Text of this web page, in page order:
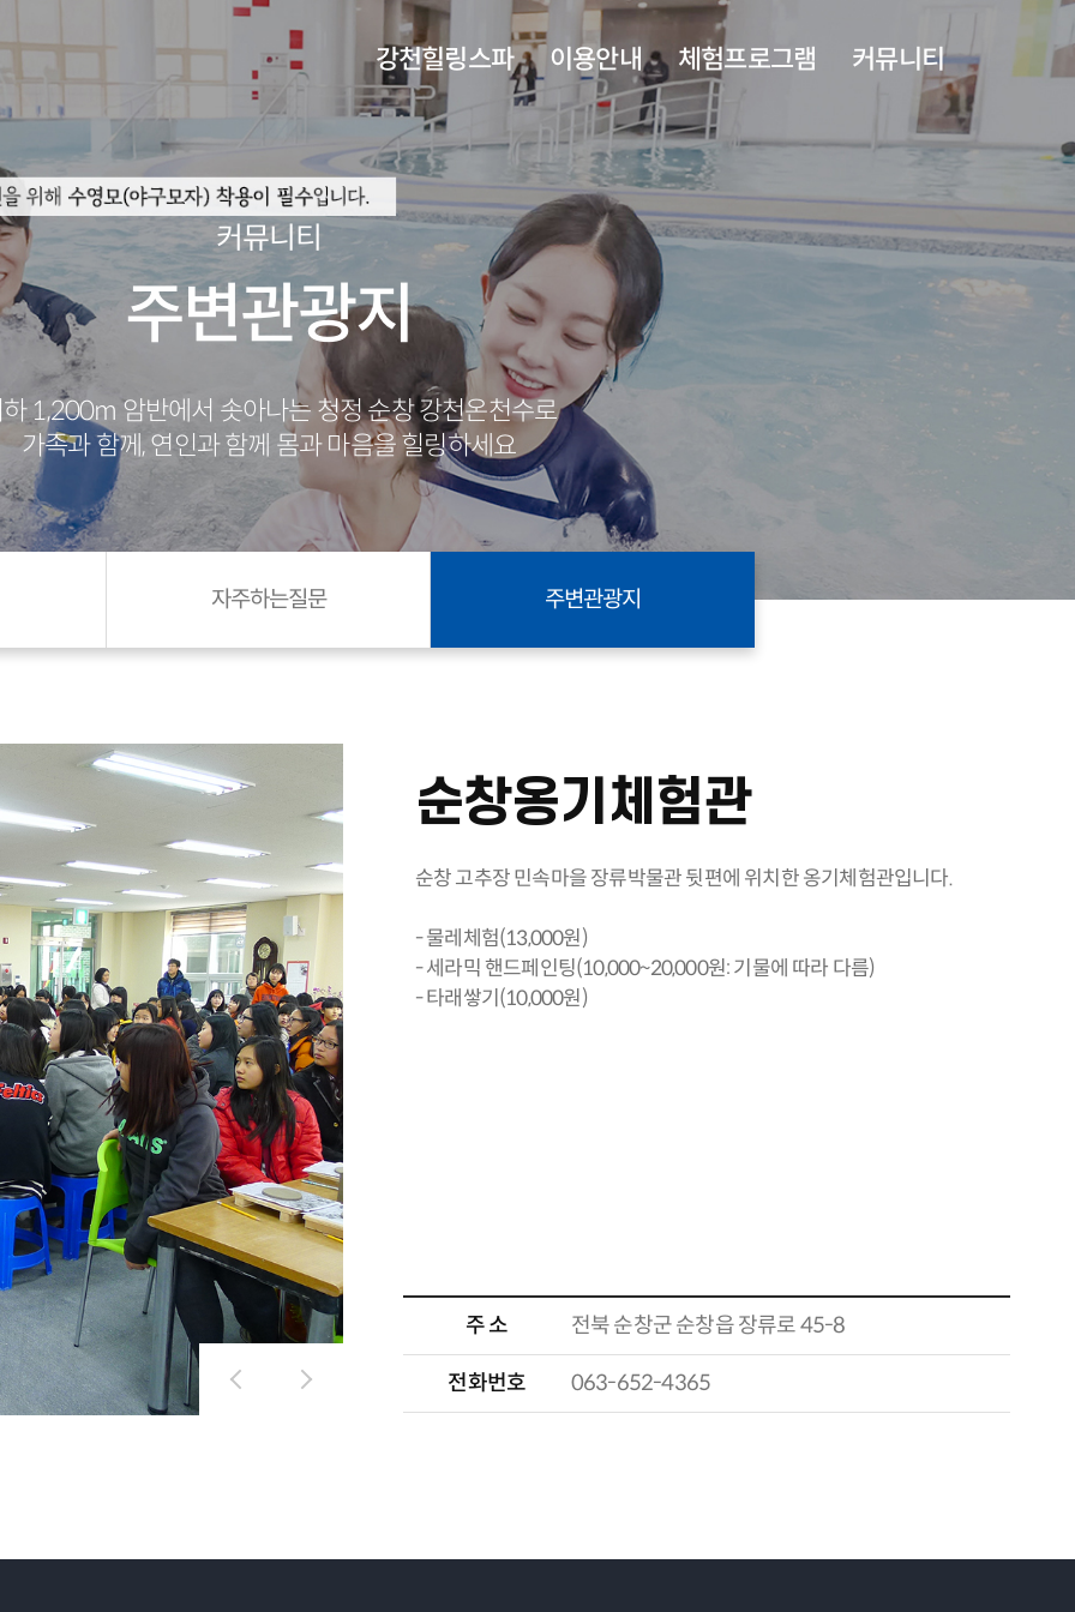
강천힐링스파
체험관안내
오시는길
이용안내
층별안내
이용안내
체험프로그램
치유누리실
도반욕실
커뮤니티
공지사항
자주하는질문
주변관광지
커뮤니티
주변관광지
1,200m 암반에서 솟아나는 청정 순창 강천온천수로
가족과 함께, 연인과 함께 몸과 마음을 힐링하세요
자주하는질문 주변관광지
순창옹기체험관
순창 고추장 민속마을 장류박물관 뒷편에 위치한 옹기체험관입니다.
- 물레체험(13,000원)
- 세라믹 핸드페인팅(10,000~20,000원: 기물에 따라 다름)
- 타래쌓기(10,000원)
주 소 전북 순창군 순창읍 장류로 45-8
전화번호 063-652-4365